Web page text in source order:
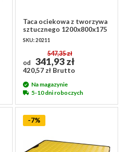
Taca ociekowa z tworzywa
sztucznego 1200x800x175
mm - bez rusztu
SKU: 20211
od
547,35 zł
341,93 zł
420,57 zł Brutto
Na magazynie
5-10 dni roboczych
-7%